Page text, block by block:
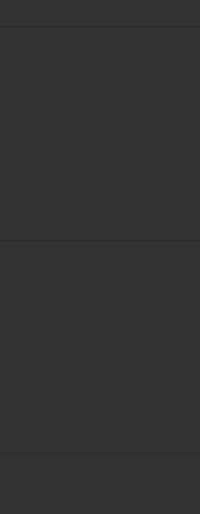
xem, thấy Bo chăm chú